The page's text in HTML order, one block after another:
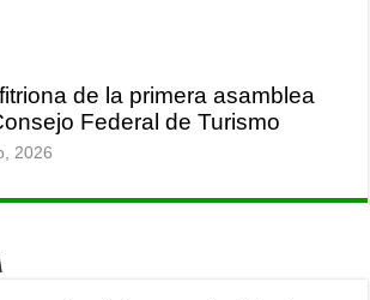
de la primera asamblea
Federal de Turismo
2026